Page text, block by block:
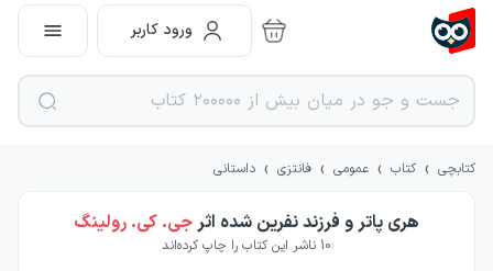
ورود کاربر
کتابچی › کتاب › عمومی › فانتزی › داستانی
هری پاتر و فرزند نفرین شده اثرجی. کی. رولینگ
10 ناشر این کتاب را چاپ کرده‌اند